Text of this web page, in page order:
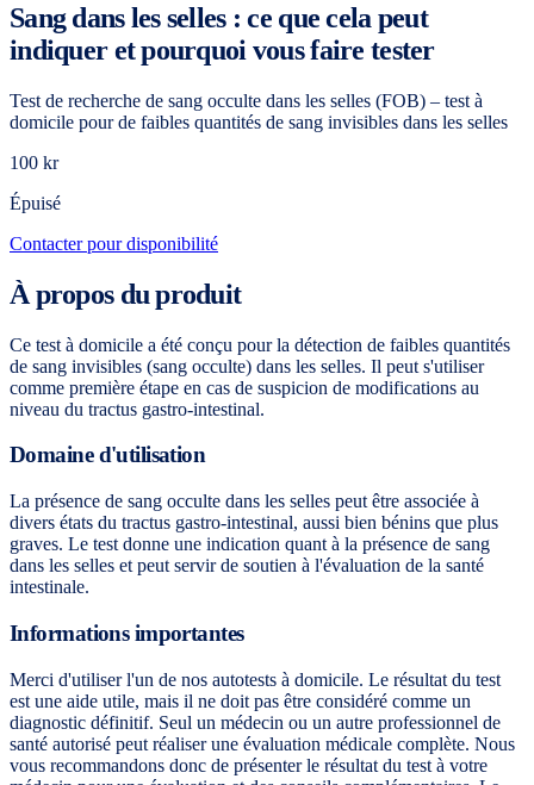
Sang dans les selles : ce que cela peut
indiquer et pourquoi vous faire tester
Test de recherche de sang occulte dans les selles (FOB) – test à
domicile pour de faibles quantités de sang invisibles dans les selles
100 kr
Épuisé
Contacter pour disponibilité
À propos du produit
Ce test à domicile a été conçu pour la détection de faibles quantités
de sang invisibles (sang occulte) dans les selles. Il peut s'utiliser
comme première étape en cas de suspicion de modifications au
niveau du tractus gastro-intestinal.
Domaine d'utilisation
La présence de sang occulte dans les selles peut être associée à
divers états du tractus gastro-intestinal, aussi bien bénins que plus
graves. Le test donne une indication quant à la présence de sang
dans les selles et peut servir de soutien à l'évaluation de la santé
intestinale.
Informations importantes
Merci d'utiliser l'un de nos autotests à domicile. Le résultat du test
est une aide utile, mais il ne doit pas être considéré comme un
diagnostic définitif. Seul un médecin ou un autre professionnel de
santé autorisé peut réaliser une évaluation médicale complète. Nous
vous recommandons donc de présenter le résultat du test à votre